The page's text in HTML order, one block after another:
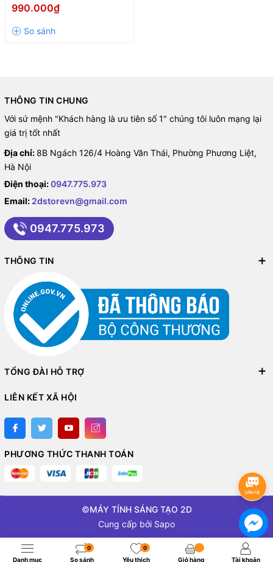
990.000₫
THÔNG TIN CHUNG
Với sứ mệnh "Khách hàng là ưu tiên số 1" chúng tôi luôn mạng lại
giá trị tốt nhất
Địa chỉ: 8B Ngách 126/4 Hoàng Văn Thái, Phường Phương Liệt,
Hà Nội
Điện thoại:0947.775.973
Email: 2dstorevn@gmail.com
0947.775.973
THÔNG TIN
TỔNG ĐÀI HỖ TRỢ
LIÊN KẾT XÃ HỘI
PHƯƠNG THỨC THANH TOÁN
©MÁY TÍNH SÁNG TẠO 2D
Cung cấp bởi Sapo
Danh mục
0
So sánh
0
Yêu thích Giỏ hàng Tài khoản